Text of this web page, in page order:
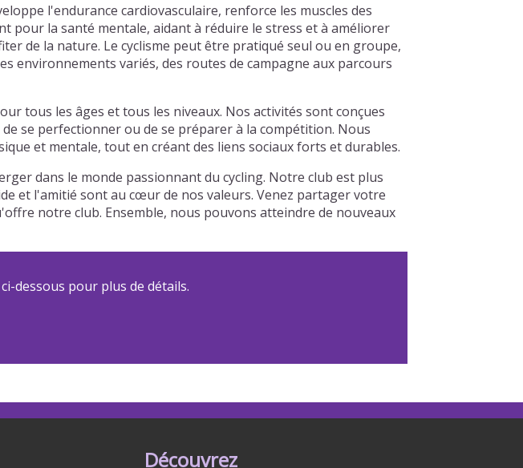
l'endurance cardiovasculaire, renforce les muscles des
pour la santé mentale, aidant à réduire le stress et à améliorer
de la nature. Le cyclisme peut être pratiqué seul ou en groupe,
environnements variés, des routes de campagne aux parcours
tous les âges et tous les niveaux. Nos activités sont conçues
se perfectionner ou de se préparer à la compétition. Nous
et mentale, tout en créant des liens sociaux forts et durables.
dans le monde passionnant du cycling. Notre club est plus
et l'amitié sont au cœur de nos valeurs. Venez partager votre
notre club. Ensemble, nous pouvons atteindre de nouveaux
dessous pour plus de détails.
Découvrez